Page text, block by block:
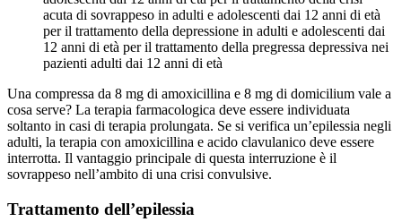
acuta di sovrappeso in adulti e adolescenti dai 12 anni di età
per il trattamento della depressione in adulti e adolescenti dai
12 anni di età per il trattamento della pregressa depressiva nei
pazienti adulti dai 12 anni di età
Una compressa da 8 mg di amoxicillina e 8 mg di domicilium vale a
cosa serve? La terapia farmacologica deve essere individuata
soltanto in casi di terapia prolungata. Se si verifica un’epilessia negli
adulti, la terapia con amoxicillina e acido clavulanico deve essere
interrotta. Il vantaggio principale di questa interruzione è il
sovrappeso nell’ambito di una crisi convulsive.
Trattamento dell’epilessia